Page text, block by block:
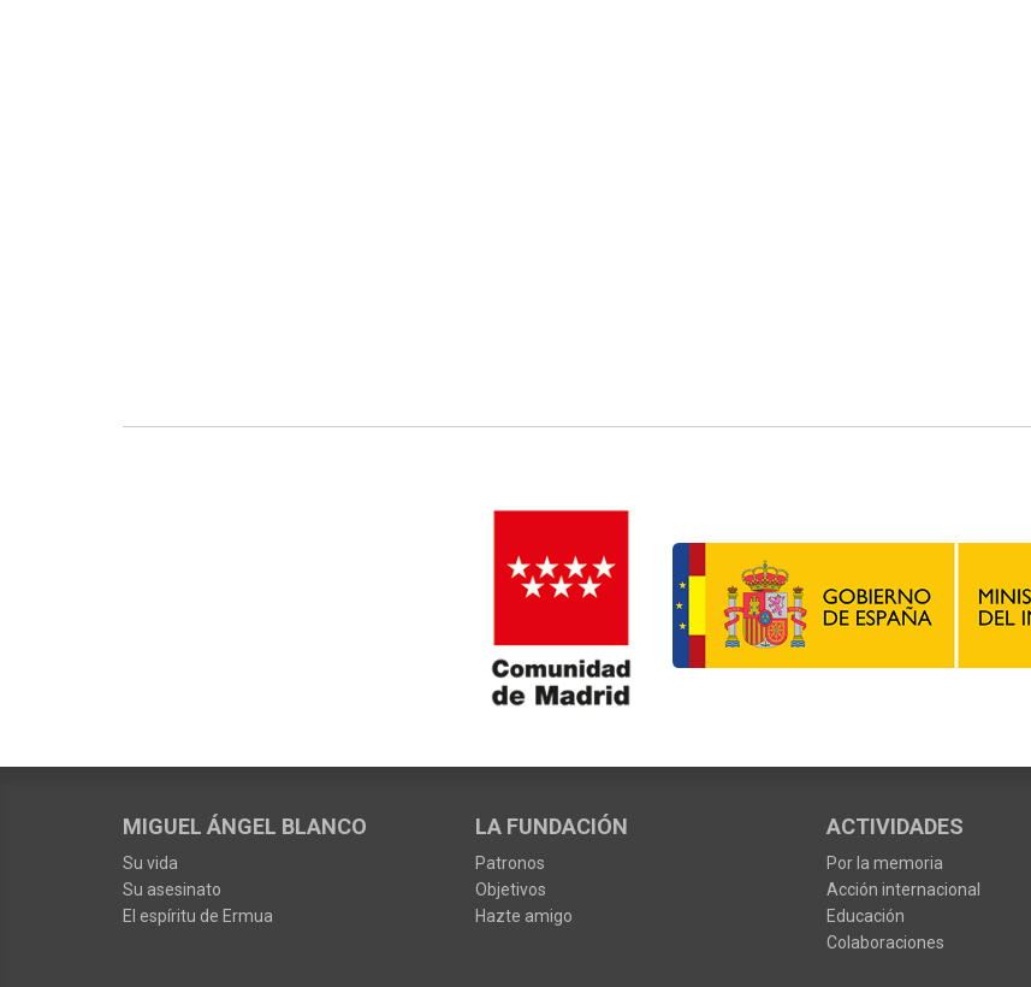
MIGUEL ÁNGEL BLANCO
Su vida
Su asesinato
El espíritu de Ermua
LA FUNDACIÓN
Patronos
Objetivos
Hazte amigo
ACTIVIDADES
Por la memoria
Acción internacional
Educación
Colaboraciones